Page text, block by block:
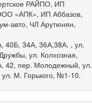
РАЙПО, ИП
«АПК», ИП Аббазов,
авто, ЧЛ Арутюнян,
40Б, 34А, 36А,38А. , ул.
ул. Колхозная,
42, пер. Молодежный, ул.
М. Горького, №1-10.